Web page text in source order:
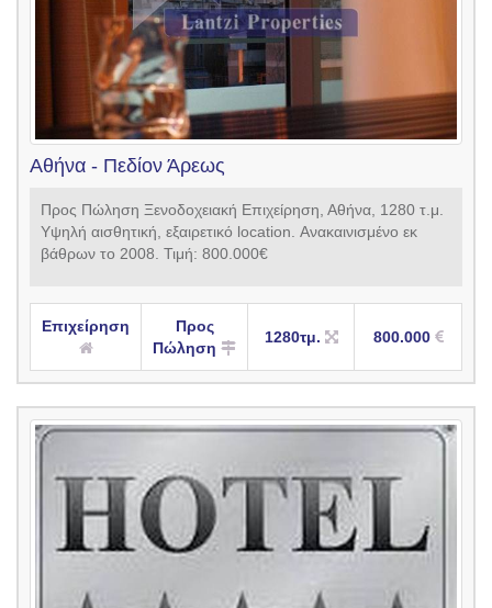
Αθήνα - Πεδίον Άρεως
Προς Πώληση Ξενοδοχειακή Επιχείρηση, Αθήνα, 1280 τ.μ.
Υψηλή αισθητική, εξαιρετικό location. Ανακαινισμένο εκ
βάθρων το 2008. Τιμή: 800.000€
Επιχείρηση
Προς
Πώληση
1280τμ. 800.000